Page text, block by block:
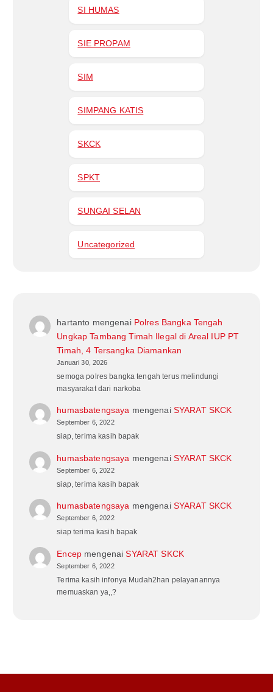
SI HUMAS
SIE PROPAM
SIM
SIMPANG KATIS
SKCK
SPKT
SUNGAI SELAN
Uncategorized
hartanto mengenai Polres Bangka Tengah
Ungkap Tambang Timah Ilegal di Areal IUP PT
Timah, 4 Tersangka Diamankan
Januari 30, 2026
semoga polres bangka tengah terus melindungi
masyarakat dari narkoba
humasbatengsaya mengenai SYARAT SKCK
September 6, 2022
siap, terima kasih bapak
humasbatengsaya mengenai SYARAT SKCK
September 6, 2022
siap, terima kasih bapak
humasbatengsaya mengenai SYARAT SKCK
September 6, 2022
siap terima kasih bapak
EncepmengenaiSYARAT SKCK
September 6, 2022
Terima kasih infonya Mudah2han pelayanannya
memuaskan ya,,?